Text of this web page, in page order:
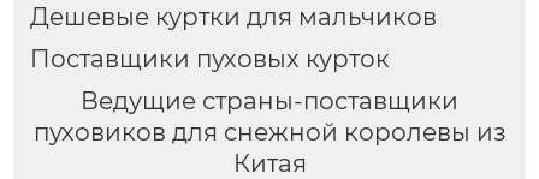
Дешевые куртки для мальчиков
Поставщики пуховых курток
Ведущие страны-поставщики
пуховиков для снежной королевы из
Китая